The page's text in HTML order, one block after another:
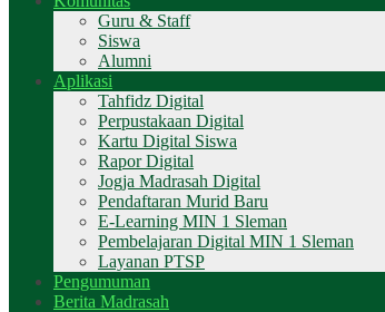
Guru & Staff
Siswa
Alumni
Aplikasi
Tahfidz Digital
Perpustakaan Digital
Kartu Digital Siswa
Rapor Digital
Jogja Madrasah Digital
Pendaftaran Murid Baru
E-Learning MIN 1 Sleman
Pembelajaran Digital MIN 1 Sleman
Layanan PTSP
Pengumuman
Berita Madrasah